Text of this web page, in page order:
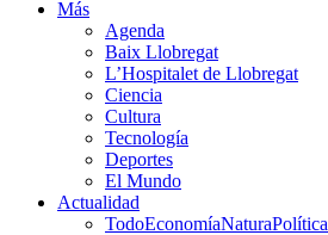
Más
Agenda
Baix Llobregat
L’Hospitalet de Llobregat
Ciencia
Cultura
Tecnología
Deportes
El Mundo
Actualidad
TodoEconomíaNaturaPolítica